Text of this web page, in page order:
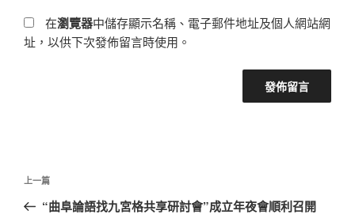
在瀏覽器中儲存顯示名稱、電子郵件地址及個人網站網
址，以供下次發佈留言時使用。
文
上
一
上一篇
“曲阜論語找九宮格共享研討會”成立年夜會順利召開